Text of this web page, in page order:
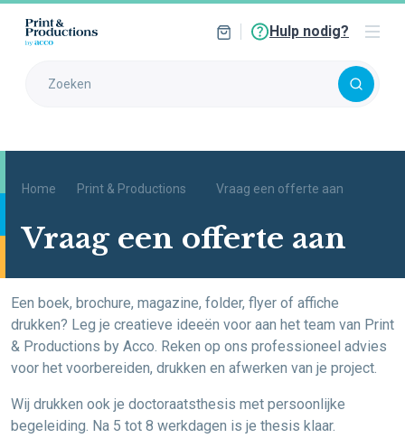
Hulp nodig?
Home Print & Productions Vraag een offerte aan
Vraag een offerte aan
Een boek, brochure, magazine, folder, flyer of affiche
drukken? Leg je creatieve ideeën voor aan het team van Print
& Productions by Acco. Reken op ons professioneel advies
voor het voorbereiden, drukken en afwerken van je project.
Wij drukken ook je doctoraatsthesis met persoonlijke
begeleiding. Na 5 tot 8 werkdagen is je thesis klaar.